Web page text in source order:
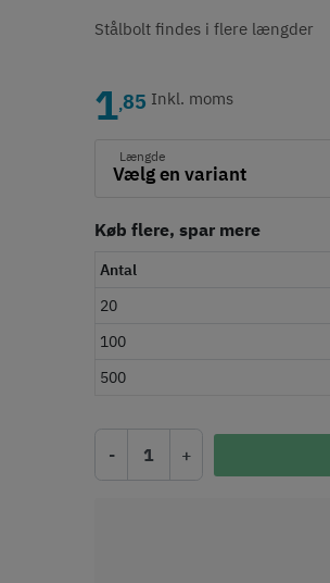
Stålbolt findes i flere længder
1,85 Inkl. moms
Længde
Køb flere, spar mere
Antal
20
100
500
- +